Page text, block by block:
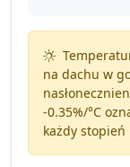
na dachu w
-0.35%/°C
każdy stopień